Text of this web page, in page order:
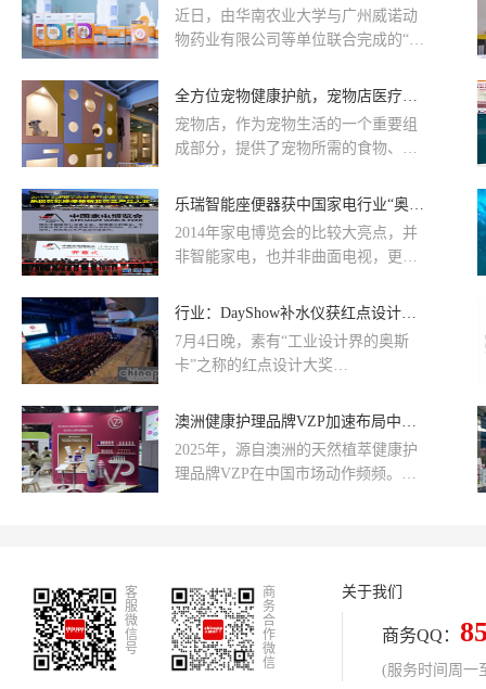
近日，由华南农业大学与广州威诺动
物药业有限公司等单位联合完成的“宠
用”项目，获得第十七届中国商业联合
关规定进入国家科技奖提名候选序
列。在本届426个参评项目中，该成
标志着中国宠物皮肤健康科技创新获
得行业重要认可。
全方位宠物健康护航，宠物店医疗专家提供定制化健康方案
宠物店，作为宠物生活的一个重要组
成部分，提供了宠物所需的食物、用
医疗护理是宠物店的重要功能之一。
乐瑞智能座便器获中国家电行业“奥斯卡”大奖
2014年家电博览会的比较大亮点，并
非智能家电，也并非曲面电视，更并
平方的展馆，健康环境电器展馆，...
行业：DayShow补水仪获红点设计大奖
7月4日晚，素有“工业设计界的奥斯
卡”之称的红点设计大奖
埃森举办。奇咖集团旗下的一款
设计奖，这是行业内第一个也是目前
唯一一个获奖产品。红点奖被普遍视
播设计三类，其中影响力最大的是红
点产品设
澳洲健康护理品牌VZP加速布局中国市场：进博会首秀引关注
2025年，源自澳洲的天然植萃健康护
理品牌VZP在中国市场动作频频。继
线上爆发到线下实体触达，VZP正以
“纯净成分+科学配方”切入中国家庭日
常健康护理赛道。
客
服
微
信
号
商
务
合
作
微
信
关于我们
商务QQ：
(服务时间周一